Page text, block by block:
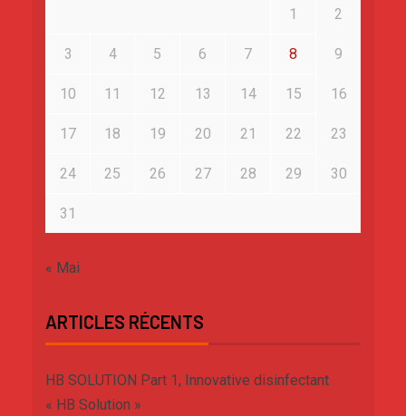
1 2
3 4 5 6 7 8 9
10 11 12 13 14 15 16
17 18 19 20 21 22 23
24 25 26 27 28 29 30
31
« Mai
ARTICLES RÉCENTS
HB SOLUTION Part 1, Innovative disinfectant
« HB Solution »